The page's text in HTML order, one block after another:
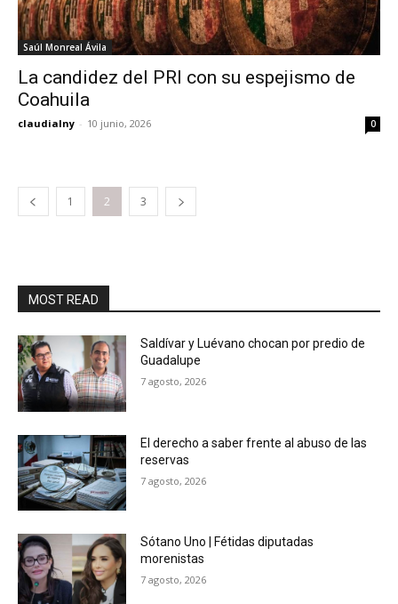
Saúl Monreal Ávila
La candidez del PRI con su espejismo de
Coahuila
claudialny - 10 junio, 2026 0
1 2 3
MOST READ
Saldívar y Luévano chocan por predio de
Guadalupe
7 agosto, 2026
El derecho a saber frente al abuso de las
reservas
7 agosto, 2026
Sótano Uno | Fétidas diputadas
morenistas
7 agosto, 2026